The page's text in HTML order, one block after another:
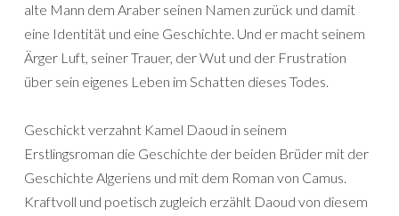
alte Mann dem Araber seinen Namen zurück und damit
eine Identität und eine Geschichte. Und er macht seinem
Ärger Luft, seiner Trauer, der Wut und der Frustration
über sein eigenes Leben im Schatten dieses Todes.
Geschickt verzahnt Kamel Daoud in seinem
Erstlingsroman die Geschichte der beiden Brüder mit der
Geschichte Algeriens und mit dem Roman von Camus.
Kraftvoll und poetisch zugleich erzählt Daoud von diesem